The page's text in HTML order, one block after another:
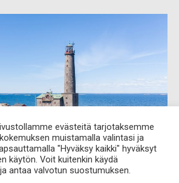
evästeitä tarjotaksemme
muistamalla valintasi ja
"Hyväksy kaikki" hyväksyt
käytön. Voit kuitenkin käydä
antaa valvotun suostumuksen.